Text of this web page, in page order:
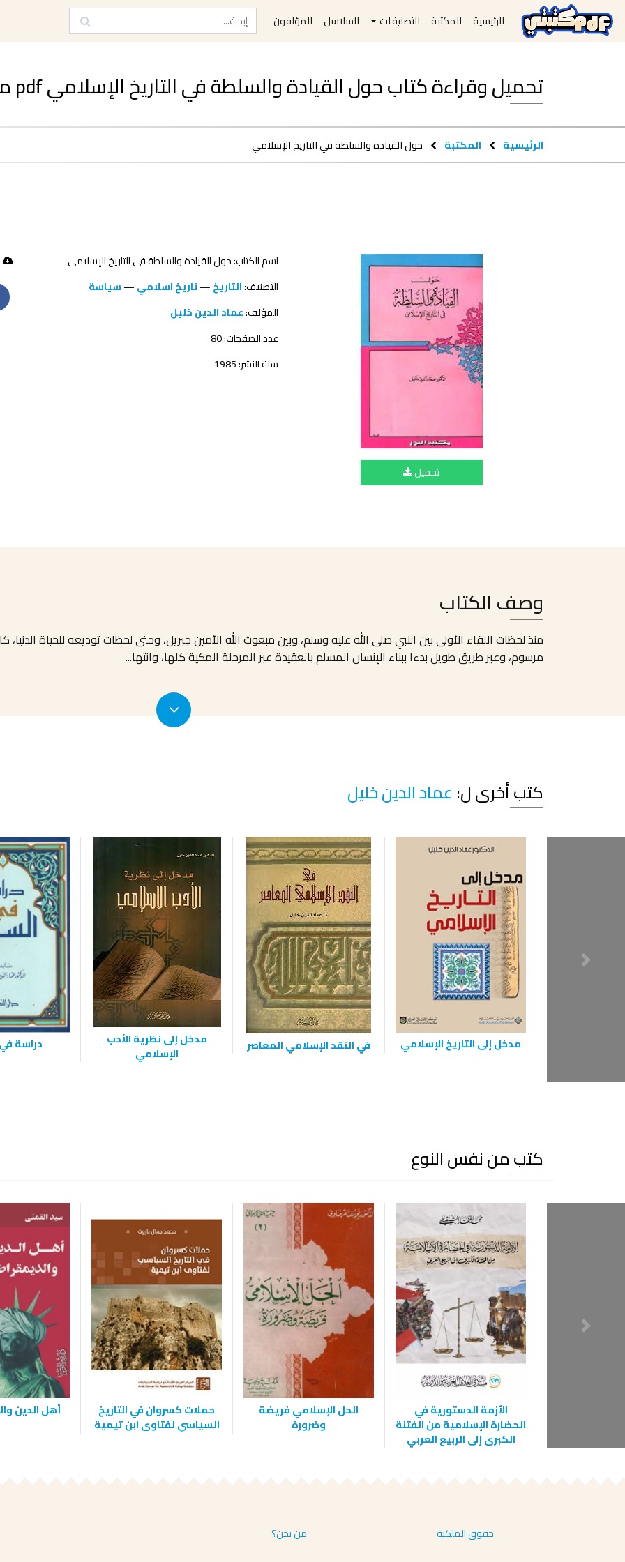
الرئيسية المكتبة التصنيفات السلاسل المؤلفون
تحميل وقراءة كتاب حول القيادة والسلطة في التاريخ الإسلامي pdf مجاناً
الرئيسية المكتبة حول القيادة والسلطة في التاريخ الإسلامي
تحميل
اسم الكتاب: حول القيادة والسلطة في التاريخ الإسلامي
التصنيف:التاريخ—تاريخ اسلامي—سياسة
المؤلف:عماد الدين خليل
عدد الصفحات: 80
سنة النشر: 1985
وصف الكتاب
منذ لحظات اللقاء الأولى بين النبي صلى الله عليه وسلم، وبين مبعوث الله الأمين جبريل، وحتى لحظات توديعه للحياة
مرسوم، وعبر طريق طويل بدءا ببناء الإنسان المسلم بالعقيدة عبر المرحلة المكية كلها، وانتها...
كتب أخرى ل: عماد الدين خليل
مدخل إلى التاريخ الإسلامي في النقد الإسلامي المعاصر مدخل إلى نظرية الأدب
الإسلامي دراسة
كتب من نفس النوع
الأزمة الدستورية في
الحضارة الإسلامية من الفتنة
الكبرى إلى الربيع العربي
الحل الإسلامي فريضة
وضرورة
حملات كسروان في التاريخ
السياسي لفتاوى ابن تيمية
أهل الدين
حقوق الملكية
من نحن؟